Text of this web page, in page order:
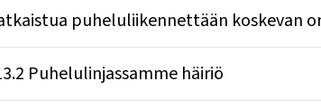
puheluliikennettään koskevan
Puhelulinjassamme häiriö